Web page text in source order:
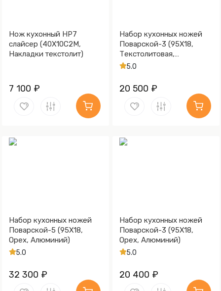
Нож кухонный НР7
слайсер (40Х10С2М,
Накладки текстолит)
7 100 ₽
Набор кухонных ножей
Поварской-3 (95Х18,
Текстолитовая,
Алюминий)
5.0
20 500 ₽
Набор кухонных ножей
Поварской-5 (95Х18,
Орех, Алюминий)
5.0
32 300 ₽
Набор кухонных ножей
Поварской-3 (95Х18,
Орех, Алюминий)
5.0
20 400 ₽